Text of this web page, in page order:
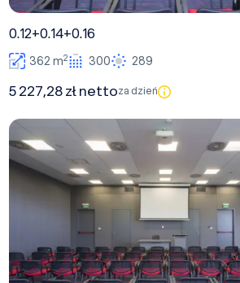
0.12+0.14+0.16
362 m2 300 289
5 227,28 zł nettoza dzień